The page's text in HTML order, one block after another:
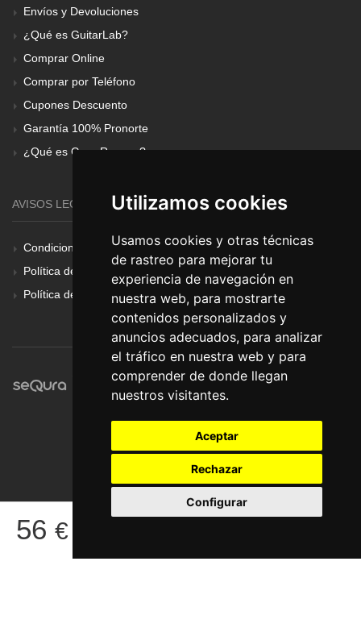
Utilizamos cookies
Usamos cookies y otras técnicas
de rastreo para mejorar tu
experiencia de navegación en
nuestra web, para mostrarte
contenidos personalizados y
anuncios adecuados, para analizar
el tráfico en nuestra web y para
comprender de donde llegan
nuestros visitantes.
Aceptar
Rechazar
Configurar
56 €
Envíos y Devoluciones
¿Qué es GuitarLab?
Comprar Online
Comprar por Teléfono
Cupones Descuento
Garantía 100% Pronorte
¿Qué es Gear Renove?
AVISOS LEGALES
Condiciones Generales
Política de Cookies
Política de Privacidad
© Pronorte Sonido SL. Todos los derechos reservados.